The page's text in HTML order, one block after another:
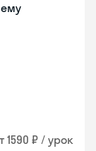
1590 ₽ / урок